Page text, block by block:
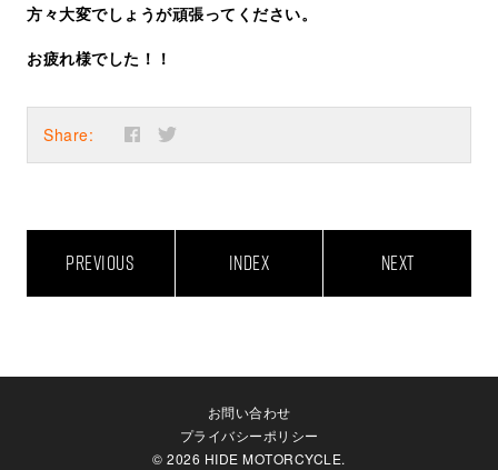
方々大変でしょうが頑張ってください。
お疲れ様でした！！
Share:
PREVIOUS INDEX NEXT
お問い合わせ
プライバシーポリシー
© 2026 HIDE MOTORCYCLE.